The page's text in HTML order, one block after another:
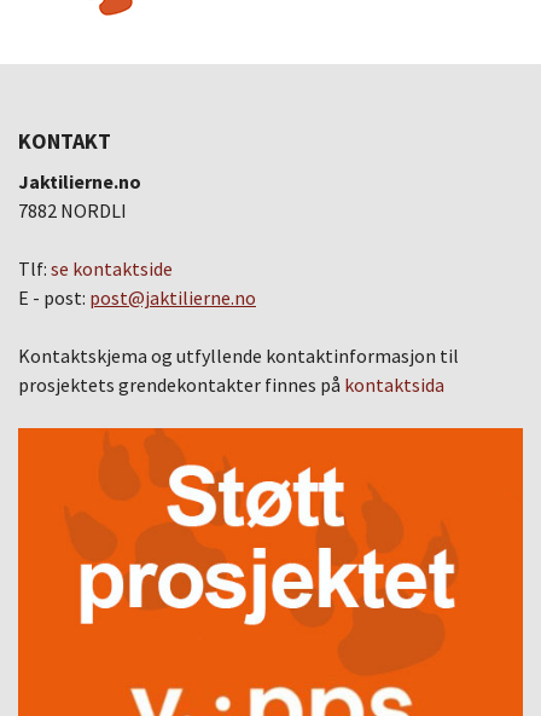
KONTAKT
Jaktilierne.no
7882 NORDLI
Tlf: se kontaktside
E - post: post@jaktilierne.no
Kontaktskjema og utfyllende kontaktinformasjon til
prosjektets grendekontakter finnes på kontaktsida